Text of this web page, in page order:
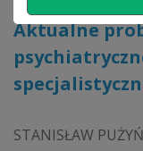
Aktualne
STANISŁAW